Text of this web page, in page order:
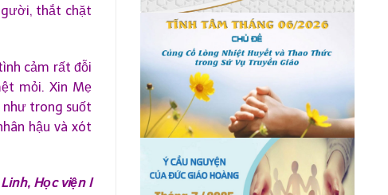
thắt chặt
cảm rất đỗi
mỏi. Xin Mẹ
như trong suốt
hậu và xót
Học viện I